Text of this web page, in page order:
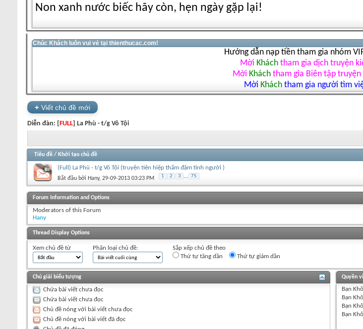
Non xanh nước biếc hãy còn, hẹn ngày gặp lại!
Chúc Khách luôn vui vẻ tại thienthucac.com!
Hướng dẫn nạp tiền tham gia nhóm
Mời Khách tham gia dịch truyện
Mời Khách tham gia Biên tập
Mời Khách tham gia người tìm
+ Viết chủ đề mới
Diễn đàn: [FULL] La Phù - t/g Vô Tội
Tiêu đề / Khởi tạo chủ đề
(Full) La Phù - t/g Vô Tội (truyện tiên hiệp thấm đậm tình người )
Bắt đầu bởi Hany‎, 29-09-2013 03:23 PM 1 2 3 ... 75
+Viết chủ đề mới
Forum Information and Options
Moderators of this Forum
Hany
Thread Display Options
Xem chủ đề từ Phân loại chủ đề:
Sắp xếp chủ đề theo
Thứ tự tăng dần
Thứ tự giảm dần
Chú giải biểu tượng
Chứa bài viết chưa đọc
Chứa bài viết chưa đọc
Chủ đề nóng với bài viết chưa đọc
Chủ đề nóng với bài viết đã đọc
Quyền
Bạn
Bạn
Bạn
Bạn